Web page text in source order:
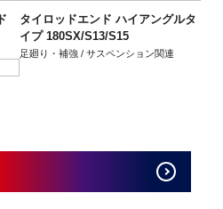
タイロッドエンド ハイアングルタ
イプ 180SX/S13/S15
足廻り・補強 / サスペンション関連